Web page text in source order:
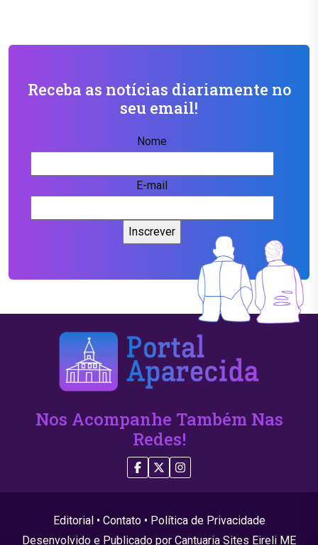
Receba as notícias diariamente no
seu email!
Nome
E-mail
Nos Acompanhe Também Nas
Redes!
Editorial• Contato• Política de Privacidade
Desenvolvido e Publicado por Cantuaria Sites Eireli ME